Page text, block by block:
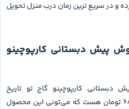
و در سریع ترین زمان درب منزل تحویل
پیش دبستانی کارپوچینو
کارپوچینو گاج تو تاریخ
1405/05/16 معادل 680,000 تومان هست که می‌تونی این محصول